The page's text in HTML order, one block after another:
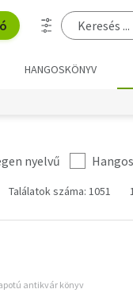
HANGOSKÖNYV
nyelvű
Találatok száma: 1051
antikvár könyv